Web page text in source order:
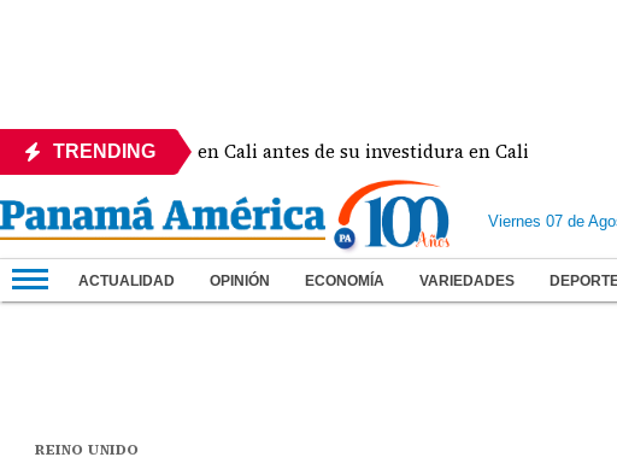
TRENDING
rey Felipe VI en Cali antes de su investidura en Cali
Viernes 07 de
ACTUALIDAD OPINIÓN ECONOMÍA VARIEDADES
REINO UNIDO